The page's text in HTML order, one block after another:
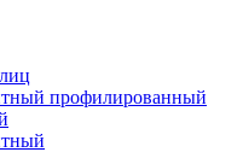
профилированный